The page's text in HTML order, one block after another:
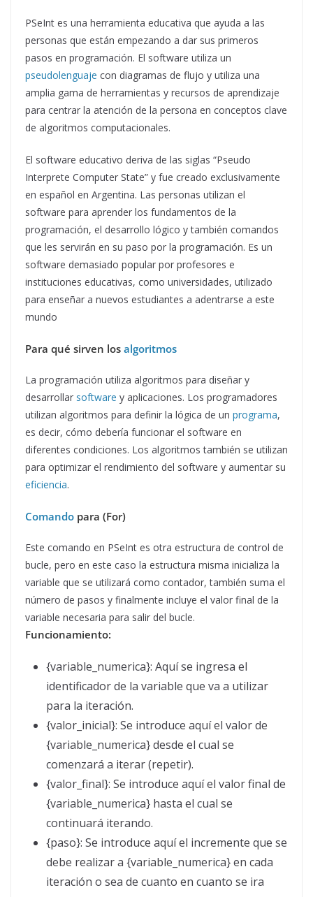
PSeInt es una herramienta educativa que ayuda a las
personas que están empezando a dar sus primeros
pasos en programación. El software utiliza un
pseudolenguaje con diagramas de flujo y utiliza una
amplia gama de herramientas y recursos de aprendizaje
para centrar la atención de la persona en conceptos clave
de algoritmos computacionales.
El software educativo deriva de las siglas “Pseudo
Interprete Computer State” y fue creado exclusivamente
en español en Argentina. Las personas utilizan el
software para aprender los fundamentos de la
programación, el desarrollo lógico y también comandos
que les servirán en su paso por la programación. Es un
software demasiado popular por profesores e
instituciones educativas, como universidades, utilizado
para enseñar a nuevos estudiantes a adentrarse a este
mundo
Para qué sirven los algoritmos
La programación utiliza algoritmos para diseñar y
desarrollar software y aplicaciones. Los programadores
utilizan algoritmos para definir la lógica de un programa,
es decir, cómo debería funcionar el software en
diferentes condiciones. Los algoritmos también se utilizan
para optimizar el rendimiento del software y aumentar su
eficiencia.
Comando para (For)
Este comando en PSeInt es otra estructura de control de
bucle, pero en este caso la estructura misma inicializa la
variable que se utilizará como contador, también suma el
número de pasos y finalmente incluye el valor final de la
variable necesaria para salir del bucle.
Funcionamiento:
{variable_numerica}: Aquí se ingresa el
identificador de la variable que va a utilizar
para la iteración.
{valor_inicial}: Se introduce aquí el valor de
{variable_numerica} desde el cual se
comenzará a iterar (repetir).
{valor_final}: Se introduce aquí el valor final de
{variable_numerica} hasta el cual se
continuará iterando.
{paso}: Se introduce aquí el incremente que se
debe realizar a {variable_numerica} en cada
iteración o sea de cuanto en cuanto se ira